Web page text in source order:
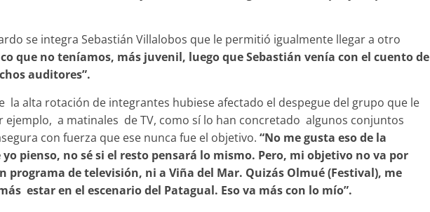
se integra Sebastián Villalobos que le permitió igualmente llegar a otro
que no teníamos, más juvenil, luego que Sebastián venía con el cuento de
auditores”.
la alta rotación de integrantes hubiese afectado el despegue del grupo que le
ejemplo, a matinales de TV, como sí lo han concretado algunos conjuntos
con fuerza que ese nunca fue el objetivo. “No me gusta eso de la
pienso, no sé si el resto pensará lo mismo. Pero, mi objetivo no va por
programa de televisión, ni a Viña del Mar. Quizás Olmué (Festival), me
estar en el escenario del Patagual. Eso va más con lo mío”.